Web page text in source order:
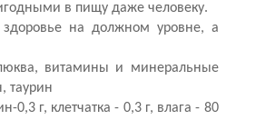
в пищу даже человеку.
здоровье на должном уровне, а
витамины и минеральные
таурин
0,3 г, клетчатка - 0,3 г, влага - 80